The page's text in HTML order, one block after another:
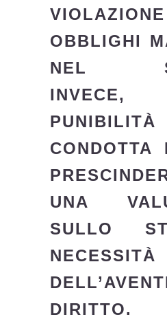
OBBLIGHI
NEL
CONDOTTA
UNA
SULLO
NECESSITÀ
DIRITTO.